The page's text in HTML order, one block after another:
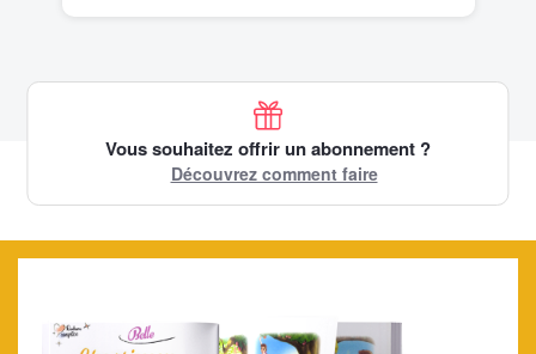
Vous souhaitez offrir un abonnement ?
Découvrez comment faire